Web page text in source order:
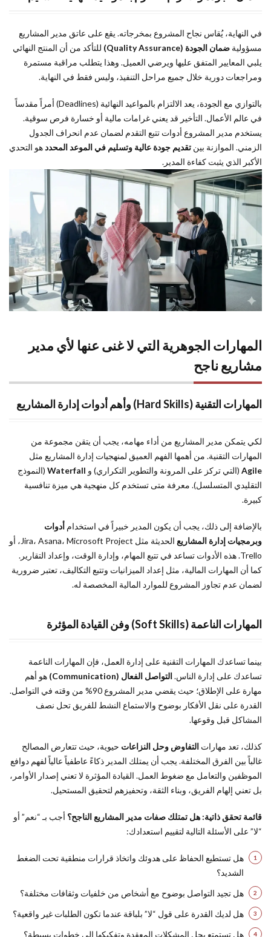
في النهاية، يُقاس نجاح المشروع بمخرجاته. يقع على عاتق مدير المشاريع
مسؤولية ضمان الجودة (Quality Assurance)
للتأكد من أن المنتج النهائي
يلبي المعايير المتفق عليها ويرضي العميل. وهذا يتطلب مراقبة مستمرة
ومراجعات دورية خلال جميع مراحل التنفيذ، وليس فقط في النهاية.
بالتوازي مع الجودة، يعد الالتزام بالمواعيد النهائية (Deadlines) أمراً مقدساً
في عالم الأعمال. التأخير قد يعني غرامات مالية أو خسارة فرص سوقية.
يستخدم مدير المشروع أدوات تتبع التقدم لضمان عدم انحراف الجدول
الزمني. الموازنة بين تقديم جودة عالية وتسليم في الموعد المحددهو التحدي
الأكبر الذي يثبت كفاءة المدير.
المهارات الجوهرية التي لا غنى عنها لأي مدير
مشاريع ناجح
المهارات التقنية (Hard Skills) وأهم أدوات إدارة المشاريع
لكي يتمكن مدير المشاريع من أداء مهامه، يجب أن يتقن مجموعة من
المهارات التقنية. من أهمها الفهم العميق لمنهجيات إدارة المشاريع مثل
Agile (التي تركز على المرونة والتطوير التكراري) و Waterfall (النموذج
التقليدي المتسلسل). معرفة متى تستخدم كل منهجية هي ميزة تنافسية
كبيرة.
بالإضافة إلى ذلك، يجب أن يكون المدير خبيراً في استخدام أدوات
وبرمجيات إدارة المشاريع
الحديثة مثل Jira، Asana، Microsoft Project، أو
Trello. هذه الأدوات تساعد في تتبع المهام، وإدارة الوقت، وإعداد التقارير.
كما أن المهارات المالية، مثل إعداد الميزانيات وتتبع التكاليف، تعتبر ضرورية
لضمان عدم تجاوز المشروع للموارد المالية المخصصة له.
المهارات الناعمة (Soft Skills) وفن القيادة المؤثرة
بينما تساعدك المهارات التقنية على إدارة العمل، فإن المهارات الناعمة
تساعدك على إدارة الناس.التواصل الفعال (Communication)
هو أهم
مهارة على الإطلاق؛ حيث يقضي مدير المشروع 90% من وقته في التواصل.
القدرة على نقل الأفكار بوضوح والاستماع النشط للفريق تحل نصف
المشاكل قبل وقوعها.
كذلك، تعد مهارات التفاوض وحل النزاعات حيوية، حيث تتعارض المصالح
غالباً بين الفرق المختلفة. يجب أن يمتلك المدير ذكاءً عاطفياً عالياً لفهم دوافع
الموظفين والتعامل مع ضغوط العمل. القيادة المؤثرة لا تعني إصدار الأوامر،
بل تعني إلهام الفريق، وبناء الثقة، وتحفيزهم لتحقيق المستحيل.
قائمة تحقق ذاتية: هل تمتلك صفات مدير المشاريع الناجح؟ أجب بـ “نعم” أو
“لا” على الأسئلة التالية لتقييم استعدادك:
هل تستطيع الحفاظ على هدوئك واتخاذ قرارات منطقية تحت الضغط
الشديد؟
هل تجيد التواصل بوضوح مع أشخاص من خلفيات وثقافات مختلفة؟
هل لديك القدرة على قول “لا” بلباقة عندما تكون الطلبات غير واقعية؟
هل تستمتع بحل المشكلات المعقدة وتفكيكها إلى خطوات بسيطة؟